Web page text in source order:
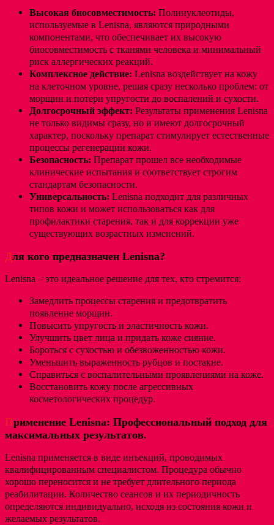
Высокая биосовместимость: Полинуклеотиды,
используемые в Lenisna, являются природными
компонентами, что обеспечивает их высокую
биосовместимость с тканями человека и минимальный
риск аллергических реакций.
Комплексное действие: Lenisna воздействует на кожу
на клеточном уровне, решая сразу несколько проблем: от
морщин и потери упругости до воспалений и сухости.
Долгосрочный эффект: Результаты применения Lenisna
не только видимы сразу, но и имеют долгосрочный
характер, поскольку препарат стимулирует естественные
процессы регенерации кожи.
Безопасность: Препарат прошел все необходимые
клинические испытания и соответствует строгим
стандартам безопасности.
Универсальность: Lenisna подходит для различных
типов кожи и может использоваться как для
профилактики старения, так и для коррекции уже
существующих возрастных изменений.
Для кого предназначен Lenisna?
Lenisna – это идеальное решение для тех, кто стремится:
Замедлить процессы старения и предотвратить
появление морщин.
Повысить упругость и эластичность кожи.
Улучшить цвет лица и придать коже сияние.
Бороться с сухостью и обезвоженностью кожи.
Уменьшить выраженность рубцов и постакне.
Справиться с воспалительными проявлениями на коже.
Восстановить кожу после агрессивных
косметологических процедур.
Применение Lenisna: Профессиональный подход для
максимальных результатов.
Lenisna применяется в виде инъекций, проводимых
квалифицированным специалистом. Процедура обычно
хорошо переносится и не требует длительного периода
реабилитации. Количество сеансов и их периодичность
определяются индивидуально, исходя из состояния кожи и
желаемых результатов.